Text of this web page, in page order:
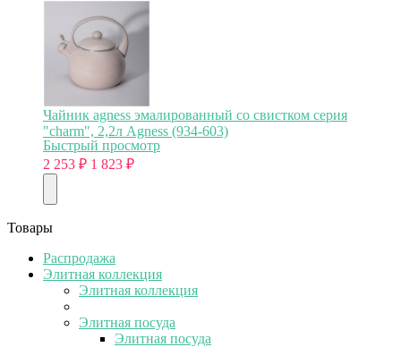
Чайник agness эмалированный со свистком серия
"charm", 2,2л Agness (934-603)
Быстрый просмотр
2 253 ₽ 1 823 ₽
Товары
Распродажа
Элитная коллекция
Элитная коллекция
Элитная посуда
Элитная посуда